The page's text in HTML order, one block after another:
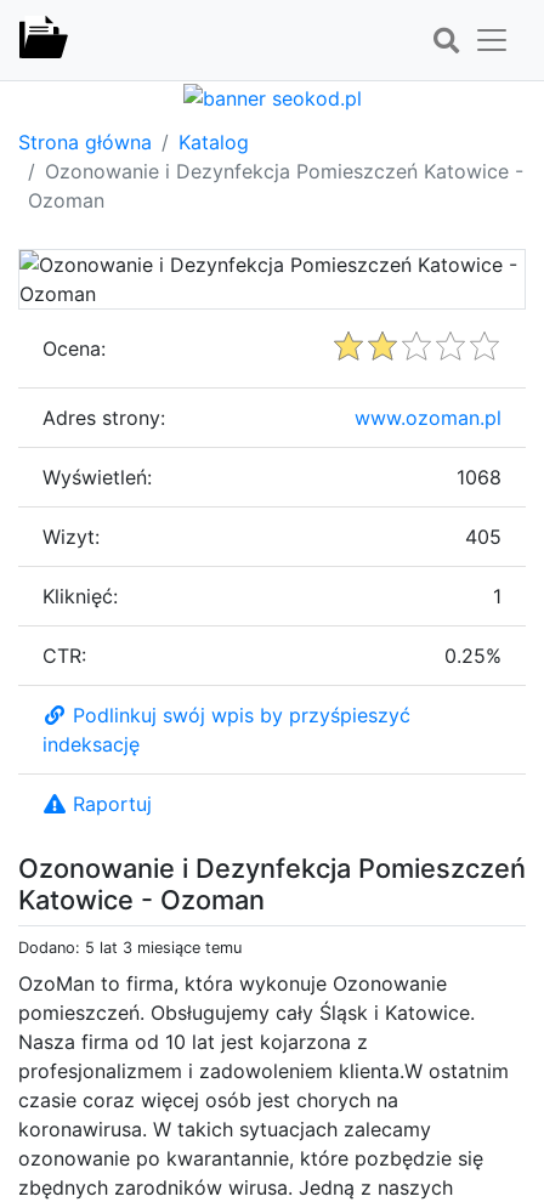
Strona główna
Katalog
Ozonowanie i Dezynfekcja Pomieszczeń Katowice -
Ozoman
Ozonowanie i Dezynfekcja Pomieszczeń
Katowice - Ozoman
Dodano: 5 lat 3 miesiące temu
OzoMan to firma, która wykonuje Ozonowanie
pomieszczeń. Obsługujemy cały Śląsk i Katowice.
Nasza firma od 10 lat jest kojarzona z
profesjonalizmem i zadowoleniem klienta.W ostatnim
czasie coraz więcej osób jest chorych na
koronawirusa. W takich sytuacjach zalecamy
ozonowanie po kwarantannie, które pozbędzie się
zbędnych zarodników wirusa. Jedną z naszych
Ocena:
Adres strony: www.ozoman.pl
Wyświetleń: 1068
Wizyt: 405
Kliknięć: 1
CTR: 0.25%
Podlinkuj swój wpis by przyśpieszyć
indeksację
Raportuj